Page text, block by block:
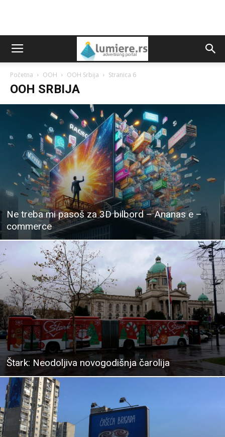
Početna OOH OOH Srbija Stranica 6
OOH SRBIJA
Ne treba mi pasoš za 3D bilbord – Ananas e –
commerce
Štark: Neodoljiva novogodišnja čarolija